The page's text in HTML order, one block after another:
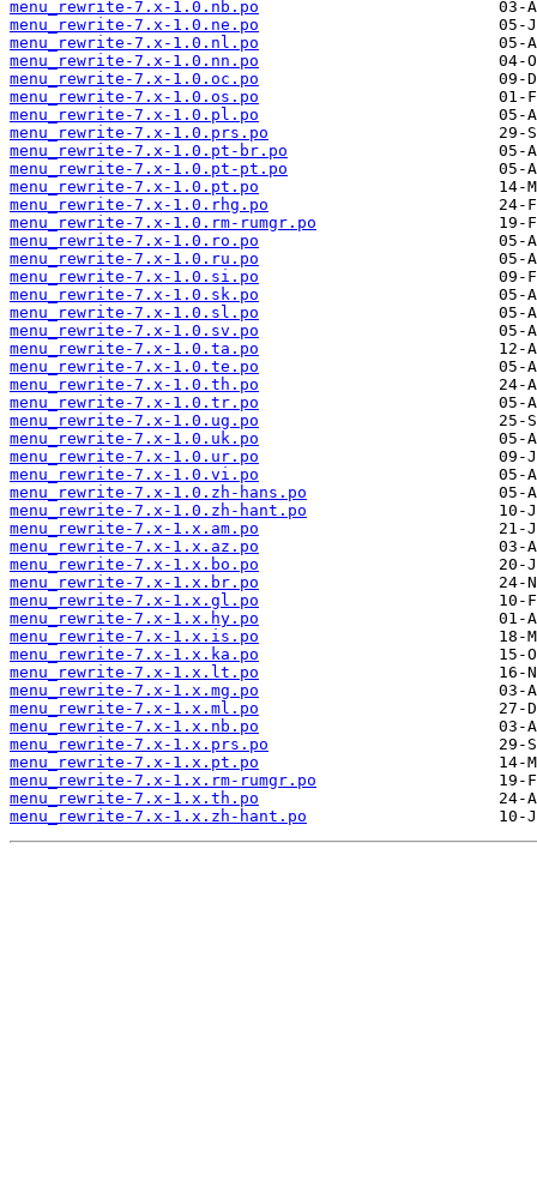
menu_rewrite-7.x-1.0.nb.po
menu_rewrite-7.x-1.0.ne.po
menu_rewrite-7.x-1.0.nl.po
menu_rewrite-7.x-1.0.nn.po
menu_rewrite-7.x-1.0.oc.po
menu_rewrite-7.x-1.0.os.po
menu_rewrite-7.x-1.0.pl.po
menu_rewrite-7.x-1.0.prs.po
menu_rewrite-7.x-1.0.pt-br.po
menu_rewrite-7.x-1.0.pt-pt.po
menu_rewrite-7.x-1.0.pt.po
menu_rewrite-7.x-1.0.rhg.po
menu_rewrite-7.x-1.0.rm-rumgr.po
menu_rewrite-7.x-1.0.ro.po
menu_rewrite-7.x-1.0.ru.po
menu_rewrite-7.x-1.0.si.po
menu_rewrite-7.x-1.0.sk.po
menu_rewrite-7.x-1.0.sl.po
menu_rewrite-7.x-1.0.sv.po
menu_rewrite-7.x-1.0.ta.po
menu_rewrite-7.x-1.0.te.po
menu_rewrite-7.x-1.0.th.po
menu_rewrite-7.x-1.0.tr.po
menu_rewrite-7.x-1.0.ug.po
menu_rewrite-7.x-1.0.uk.po
menu_rewrite-7.x-1.0.ur.po
menu_rewrite-7.x-1.0.vi.po
menu_rewrite-7.x-1.0.zh-hans.po
menu_rewrite-7.x-1.0.zh-hant.po
menu_rewrite-7.x-1.x.am.po
menu_rewrite-7.x-1.x.az.po
menu_rewrite-7.x-1.x.bo.po
menu_rewrite-7.x-1.x.br.po
menu_rewrite-7.x-1.x.gl.po
menu_rewrite-7.x-1.x.hy.po
menu_rewrite-7.x-1.x.is.po
menu_rewrite-7.x-1.x.ka.po
menu_rewrite-7.x-1.x.lt.po
menu_rewrite-7.x-1.x.mg.po
menu_rewrite-7.x-1.x.ml.po
menu_rewrite-7.x-1.x.nb.po
menu_rewrite-7.x-1.x.prs.po
menu_rewrite-7.x-1.x.pt.po
menu_rewrite-7.x-1.x.rm-rumgr.po
menu_rewrite-7.x-1.x.th.po
menu_rewrite-7.x-1.x.zh-hant.po